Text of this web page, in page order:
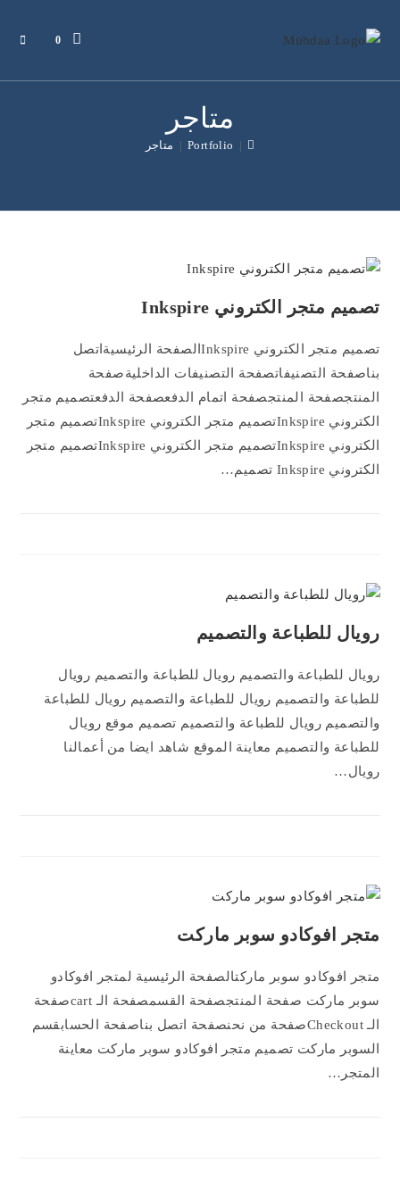
0
متاجر
|
Portfolio
| متاجر
تصميم متجر الكتروني Inkspire
تصميم متجر الكتروني Inkspireالصفحة الرئيسيةاتصل
بناصفحة التصنيفاتصفحة التصنيفات الداخليةصفحة
المنتجصفحة المنتجصفحة اتمام الدفعصفحة الدفعتصميم متجر
الكتروني Inkspireتصميم متجر الكتروني Inkspireتصميم متجر
الكتروني Inkspireتصميم متجر الكتروني Inkspireتصميم متجر
الكتروني Inkspire تصميم…
رويال للطباعة والتصميم
رويال للطباعة والتصميم رويال للطباعة والتصميم رويال
للطباعة والتصميم رويال للطباعة والتصميم رويال للطباعة
والتصميم رويال للطباعة والتصميم تصميم موقع رويال
للطباعة والتصميم معاينة الموقع شاهد ايضا من أعمالنا
رويال…
متجر افوكادو سوبر ماركت
متجر افوكادو سوبر ماركتالصفحة الرئيسية لمتجر افوكادو
سوبر ماركت صفحة المنتجصفحة القسمصفحة الـ cartصفحة
الـ Checkoutصفحة من نحنصفحة اتصل بناصفحة الحسابقسم
السوبر ماركت تصميم متجر افوكادو سوبر ماركت معاينة
المتجر…